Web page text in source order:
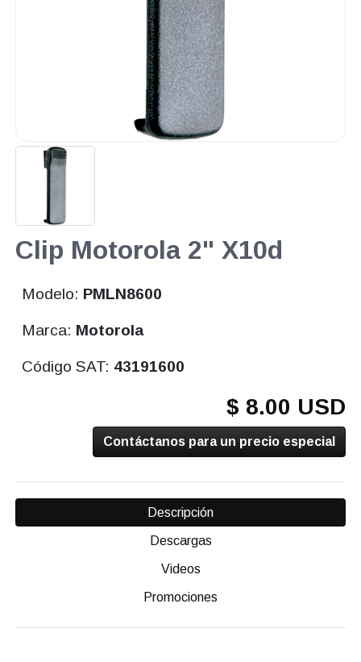
Clip Motorola 2" X10d
Modelo: PMLN8600
Marca: Motorola
Código SAT: 43191600
$ 8.00 USD
Contáctanos para un precio especial
Descripción
Descargas
Videos
Promociones